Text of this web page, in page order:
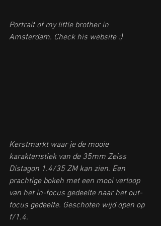
Portrait of my little brother in
Amsterdam. Check his website :)
Kerstmarkt waar je de mooie
karakteristiek van de 35mm Zeiss
Distagon 1.4/35 ZM kan zien. Een
prachtige bokeh met een mooi verloop
van het in-focus gedeelte naar het out-
focus gedeelte. Geschoten wijd open op
f/1.4.